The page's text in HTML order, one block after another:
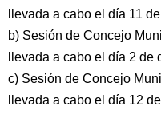
llevada a cabo el día 11
b) Sesión de Concejo
llevada a cabo el día 2 de
c) Sesión de Concejo
llevada a cabo el día 12